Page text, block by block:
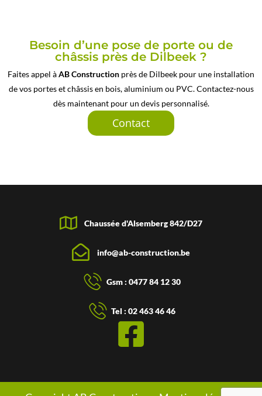
Besoin d’une pose de porte ou de
châssis près de Dilbeek ?
Faites appel àAB Construction près de Dilbeek pour une installation
de vos portes et châssis en bois, aluminium ou PVC. Contactez-nous
dès maintenant pour un devis personnalisé.
Contact
Chaussée d'Alsemberg 842/D27
info@ab-construction.be
Gsm : 0477 84 12 30
Tel : 02 463 46 46